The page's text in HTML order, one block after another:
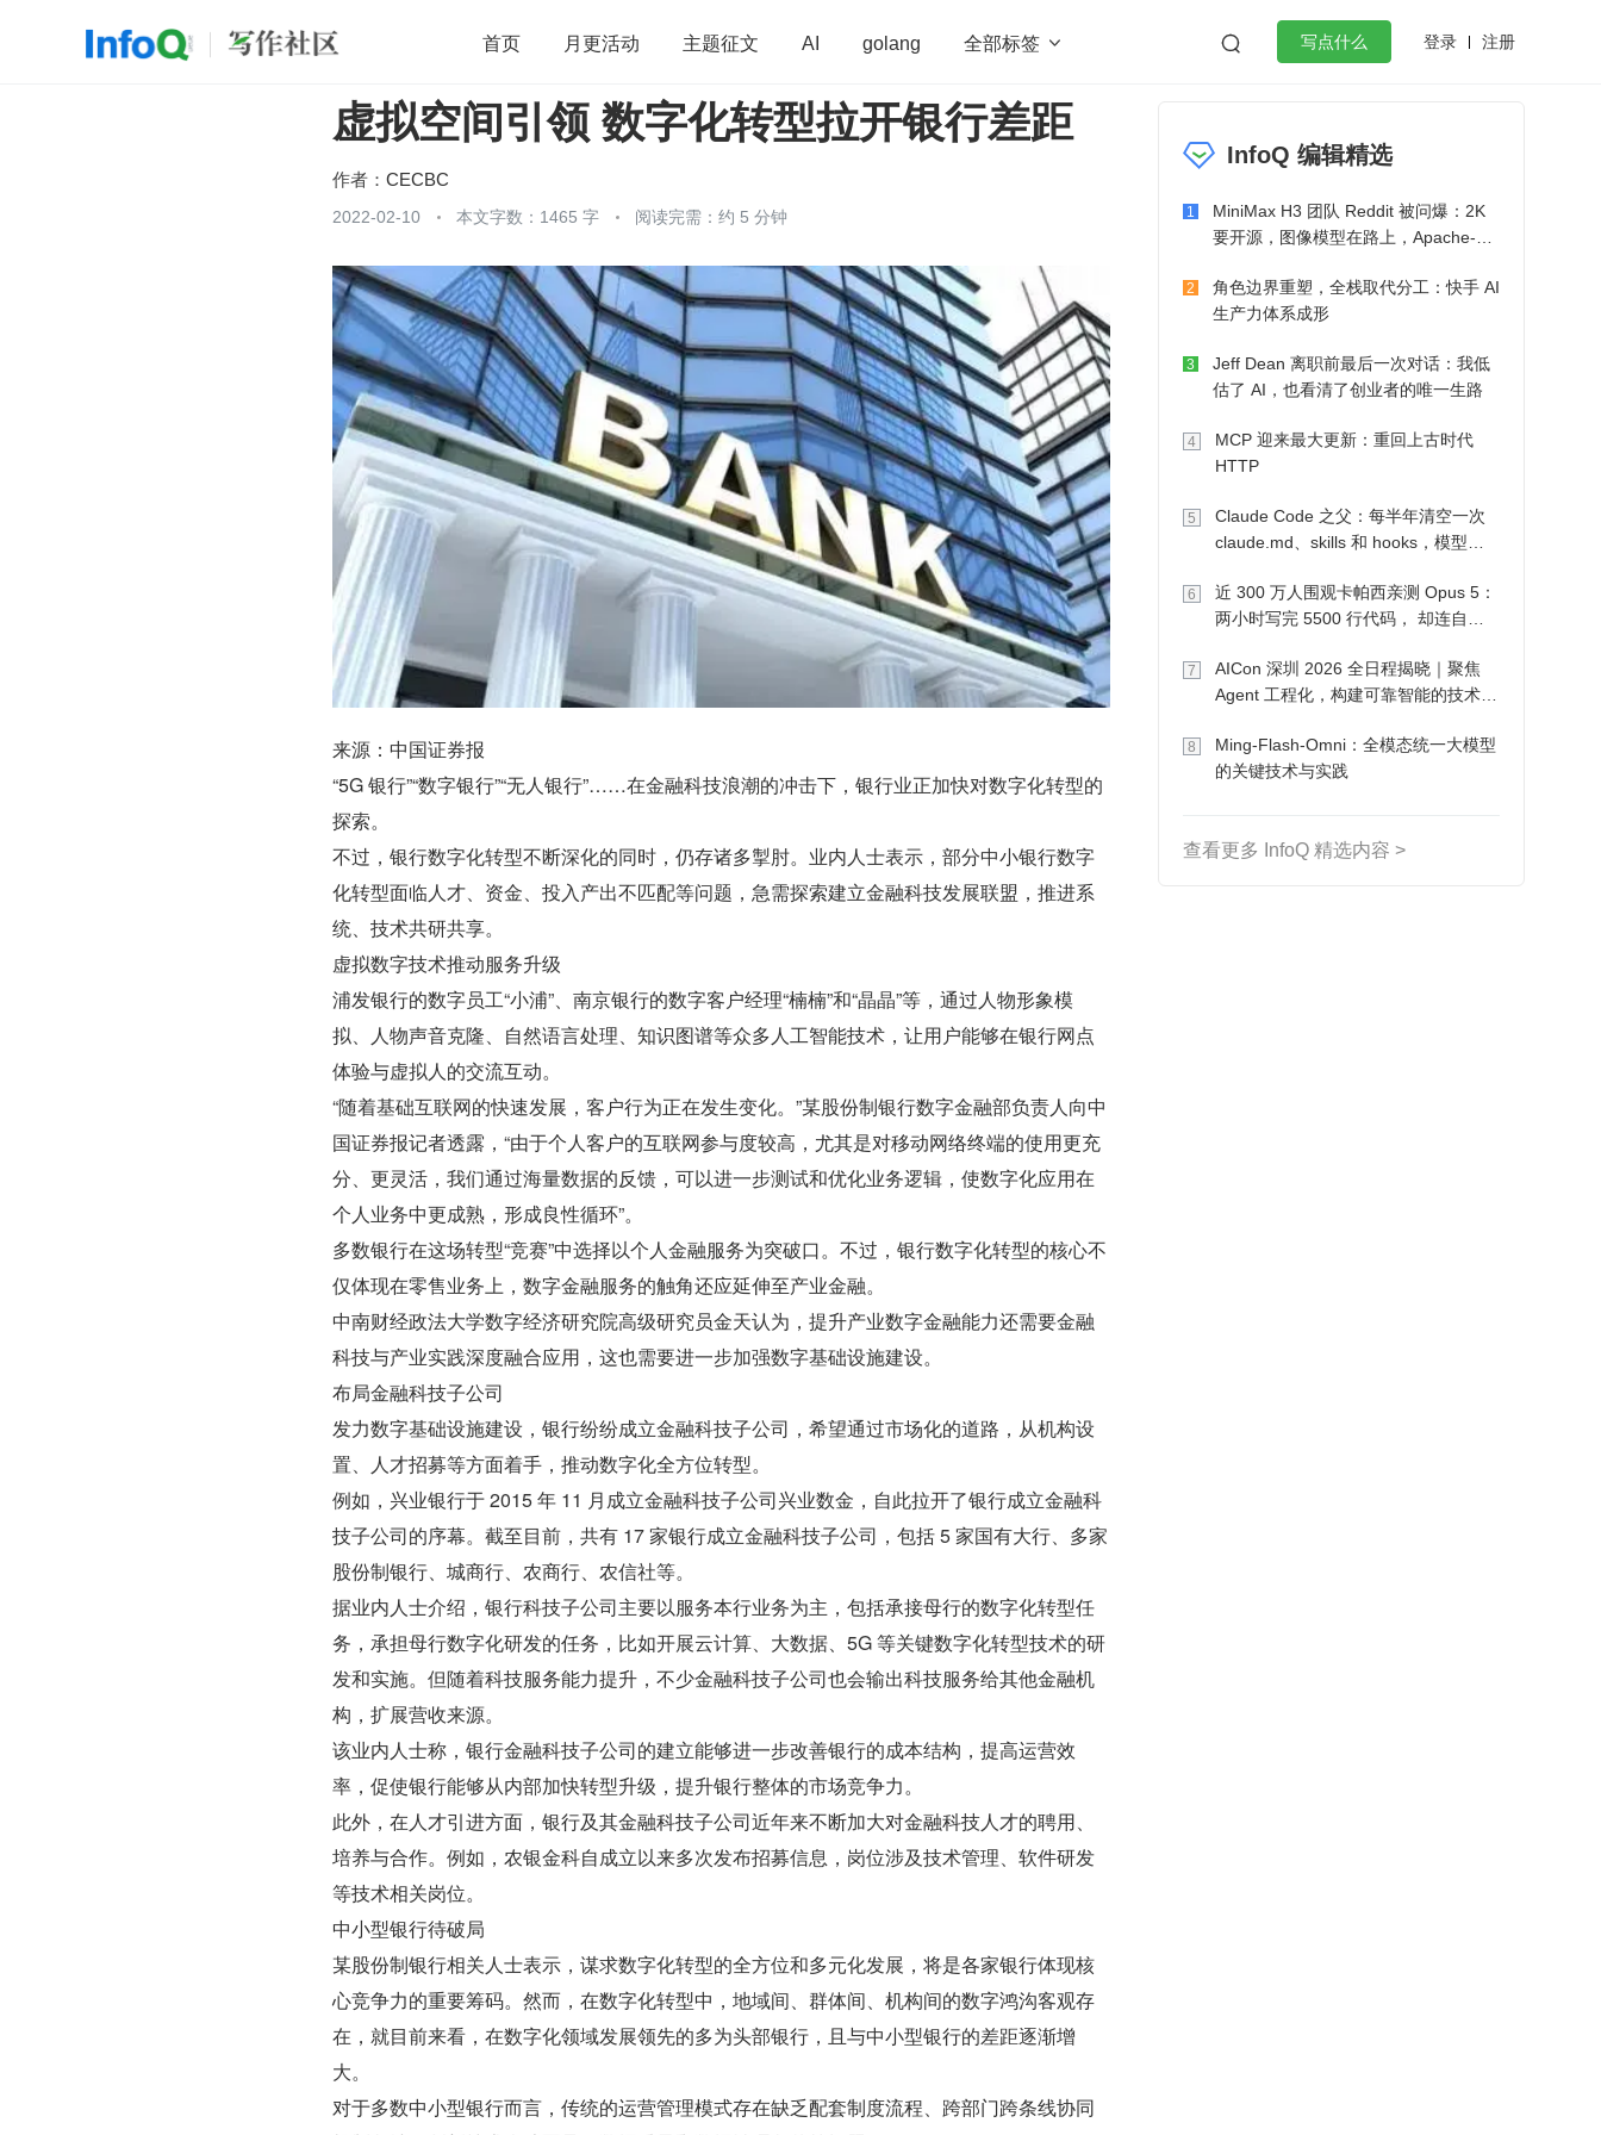
首页 月更活动 主题征文 AI golang 全部标签   写点什么 登录 注册
开源 架构 OpenHarmony 算法 学习方法 Web3.0 高效工作
微服务架构 flutter
虚拟空间引领 数字化转型拉开银行差距
作者： CECBC
2022-02-10 本文字数：1465 字 阅读完需：约 5 分钟
来源：中国证券报
“5G 银行”“数字银行”“无人银行”……在金融科技浪潮的冲击下，银行业正加快对数字化转型的
探索。
不过，银行数字化转型不断深化的同时，仍存诸多掣肘。业内人士表示，部分中小银行数字
化转型面临人才、资金、投入产出不匹配等问题，急需探索建立金融科技发展联盟，推进系
统、技术共研共享。
虚拟数字技术推动服务升级
浦发银行的数字员工“小浦”、南京银行的数字客户经理“楠楠”和“晶晶”等，通过人物形象模
拟、人物声音克隆、自然语言处理、知识图谱等众多人工智能技术，让用户能够在银行网点
体验与虚拟人的交流互动。
“随着基础互联网的快速发展，客户行为正在发生变化。”某股份制银行数字金融部负责人向中
国证券报记者透露，“由于个人客户的互联网参与度较高，尤其是对移动网络终端的使用更充
分、更灵活，我们通过海量数据的反馈，可以进一步测试和优化业务逻辑，使数字化应用在
个人业务中更成熟，形成良性循环”。
多数银行在这场转型“竞赛”中选择以个人金融服务为突破口。不过，银行数字化转型的核心不
仅体现在零售业务上，数字金融服务的触角还应延伸至产业金融。
中南财经政法大学数字经济研究院高级研究员金天认为，提升产业数字金融能力还需要金融
科技与产业实践深度融合应用，这也需要进一步加强数字基础设施建设。
布局金融科技子公司
发力数字基础设施建设，银行纷纷成立金融科技子公司，希望通过市场化的道路，从机构设
置、人才招募等方面着手，推动数字化全方位转型。
例如，兴业银行于 2015 年 11 月成立金融科技子公司兴业数金，自此拉开了银行成立金融科
技子公司的序幕。截至目前，共有 17 家银行成立金融科技子公司，包括 5 家国有大行、多家
股份制银行、城商行、农商行、农信社等。
据业内人士介绍，银行科技子公司主要以服务本行业务为主，包括承接母行的数字化转型任
务，承担母行数字化研发的任务，比如开展云计算、大数据、5G 等关键数字化转型技术的研
发和实施。但随着科技服务能力提升，不少金融科技子公司也会输出科技服务给其他金融机
构，扩展营收来源。
该业内人士称，银行金融科技子公司的建立能够进一步改善银行的成本结构，提高运营效
率，促使银行能够从内部加快转型升级，提升银行整体的市场竞争力。
此外，在人才引进方面，银行及其金融科技子公司近年来不断加大对金融科技人才的聘用、
培养与合作。例如，农银金科自成立以来多次发布招募信息，岗位涉及技术管理、软件研发
等技术相关岗位。
中小型银行待破局
某股份制银行相关人士表示，谋求数字化转型的全方位和多元化发展，将是各家银行体现核
心竞争力的重要筹码。然而，在数字化转型中，地域间、群体间、机构间的数字鸿沟客观存
在，就目前来看，在数字化领域发展领先的多为头部银行，且与中小型银行的差距逐渐增
大。
对于多数中小型银行而言，传统的运营管理模式存在缺乏配套制度流程、跨部门跨条线协同
InfoQ 编辑精选
1
MiniMax H3 团队 Reddit 被问爆：2K
要开源，图像模型在路上，Apache-2.0
2
角色边界重塑，全栈取代分工：快手 AI
生产力体系成形
3
Jeff Dean 离职前最后一次对话：我低
估了 AI，也看清了创业者的唯一生路
4
MCP 迎来最大更新：重回上古时代
HTTP
5
Claude Code 之父：每半年清空一次
claude.md、skills 和 hooks，模型自
6
近 300 万人围观卡帕西亲测 Opus 5：
两小时写完 5500 行代码， 却连自己
7
AICon 深圳 2026 全日程揭晓｜聚焦
Agent 工程化，构建可靠智能的技术路
8
Ming-Flash-Omni：全模态统一大模型
的关键技术与实践
查看更多 InfoQ 精选内容 >